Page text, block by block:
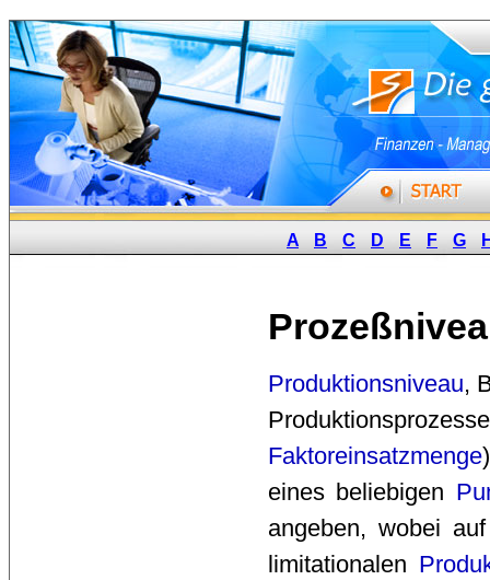
A B C D E F G
Produktionsniveau,
Faktoreinsatzmenge
eines beliebigen
angeben, wobei
limitationalen